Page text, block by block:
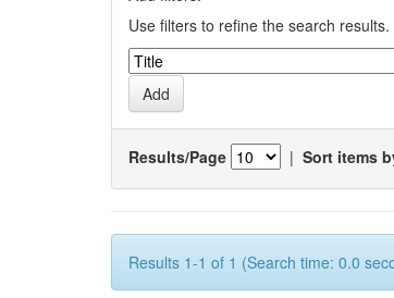
Use filters to refine the search results.
Results/Page | Sort items
Results 1-1 of 1 (Search time: 0.0